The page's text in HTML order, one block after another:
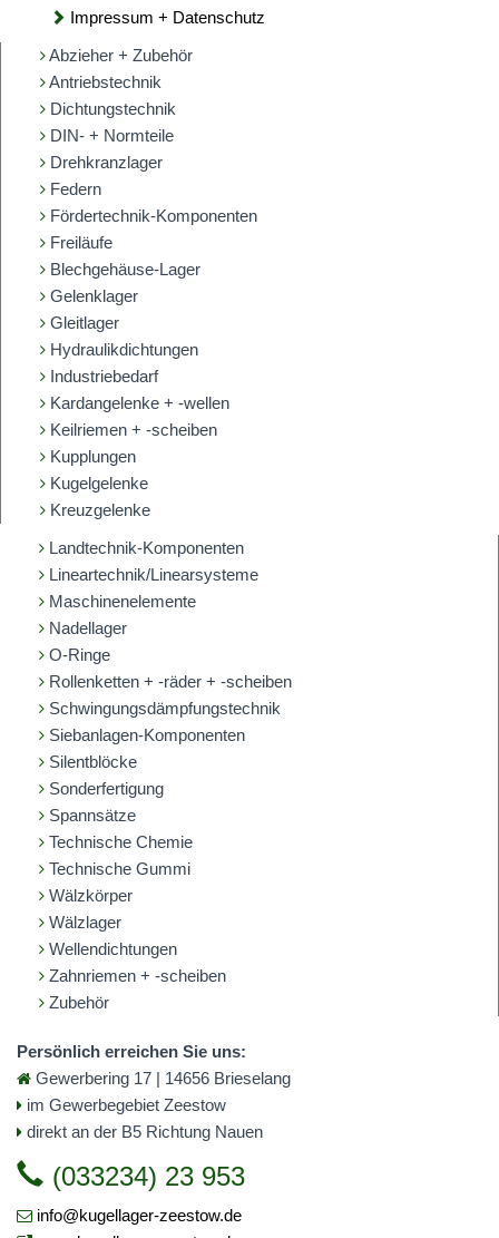
Impressum + Datenschutz
Abzieher + Zubehör
Antriebstechnik
Dichtungstechnik
DIN- + Normteile
Drehkranzlager
Federn
Fördertechnik-Komponenten
Freiläufe
Blechgehäuse-Lager
Gelenklager
Gleitlager
Hydraulikdichtungen
Industriebedarf
Kardangelenke + -wellen
Keilriemen + -scheiben
Kupplungen
Kugelgelenke
Kreuzgelenke
Landtechnik-Komponenten
Lineartechnik/Linearsysteme
Maschinenelemente
Nadellager
O-Ringe
Rollenketten + -räder + -scheiben
Schwingungsdämpfungstechnik
Siebanlagen-Komponenten
Silentblöcke
Sonderfertigung
Spannsätze
Technische Chemie
Technische Gummi
Wälzkörper
Wälzlager
Wellendichtungen
Zahnriemen + -scheiben
Zubehör
Persönlich erreichen Sie uns:
Gewerbering 17 | 14656 Brieselang
im Gewerbegebiet Zeestow
direkt an der B5 Richtung Nauen
(033234) 23 953
info@kugellager-zeestow.de